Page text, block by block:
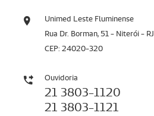
Unimed Leste Fluminense
Rua Dr. Borman, 51 - Niterói - RJ
CEP: 24020-320
Ouvidoria
21 3803-1120
21 3803-1121